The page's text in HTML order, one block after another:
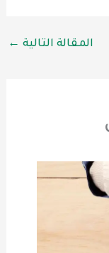
المقالة التالية ←